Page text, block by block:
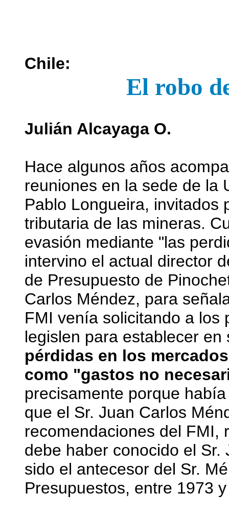
Chile:
El robo
Julián Alcayaga O.
Hace algunos años
reuniones en la sede de la
Pablo Longueira, invitados
tributaria de las mineras.
evasión mediante "las
intervino el actual director
de Presupuesto de
Carlos Méndez, para
FMI venía solicitando a los
legislen para establecer
pérdidas en los
como "gastos no
precisamente porque
que el Sr. Juan Carlos
recomendaciones del FMI,
debe haber conocido el
sido el antecesor del Sr.
Presupuestos, entre 1973